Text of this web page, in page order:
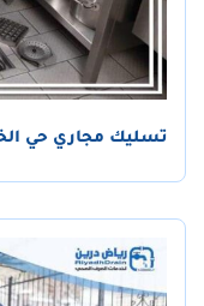
تسليك مجاري حي